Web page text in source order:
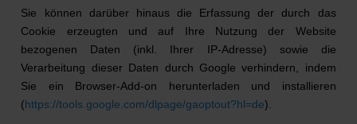
Sie können darüber hinaus die Erfassung der durch das
Cookie erzeugten und auf Ihre Nutzung der Website
bezogenen Daten (inkl. Ihrer IP-Adresse) sowie die
Verarbeitung dieser Daten durch Google verhindern, indem
Sie ein Browser-Add-on herunterladen und installieren
(https://tools.google.com/dlpage/gaoptout?hl=de).